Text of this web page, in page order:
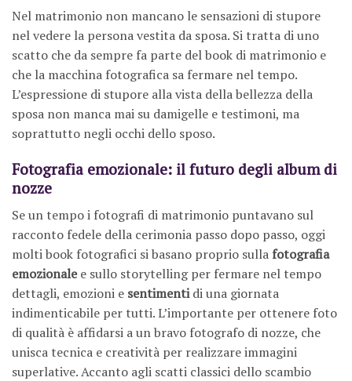
Nel matrimonio non mancano le sensazioni di stupore
nel vedere la persona vestita da sposa. Si tratta di uno
scatto che da sempre fa parte del book di matrimonio e
che la macchina fotografica sa fermare nel tempo.
L’espressione di stupore alla vista della bellezza della
sposa non manca mai su damigelle e testimoni, ma
soprattutto negli occhi dello sposo.
Fotografia emozionale: il futuro degli album di
nozze
Se un tempo i fotografi di matrimonio puntavano sul
racconto fedele della cerimonia passo dopo passo, oggi
molti book fotografici si basano proprio sullafotografia
emozionalee sullo storytelling per fermare nel tempo
dettagli, emozioni e sentimentidi una giornata
indimenticabile per tutti. L’importante per ottenere foto
di qualità è affidarsi a un bravo fotografo di nozze, che
unisca tecnica e creatività per realizzare immagini
superlative. Accanto agli scatti classici dello scambio